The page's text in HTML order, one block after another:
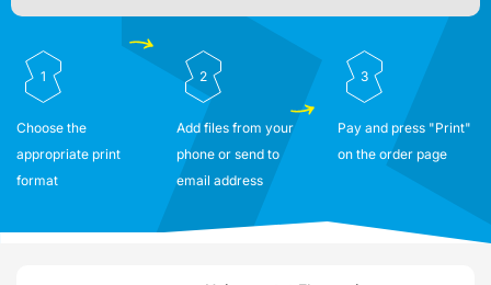
1
Choose the
appropriate print
format
2
Add files from your
phone or send to
email address
3
Pay and press "Print"
on the order page